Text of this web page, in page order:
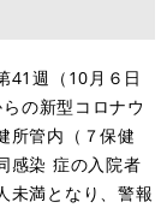
41週（10月６日
の新型コロナウ
所管内（７保健
感染 症の入院者
未満となり、警報